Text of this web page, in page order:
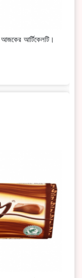
আর্টিকেলটি।